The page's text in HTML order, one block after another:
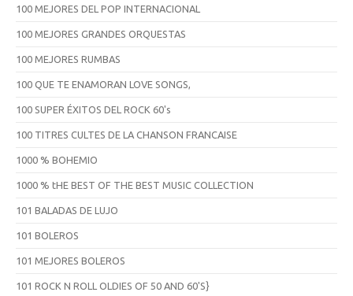
100 MEJORES DEL POP INTERNACIONAL
100 MEJORES GRANDES ORQUESTAS
100 MEJORES RUMBAS
100 QUE TE ENAMORAN LOVE SONGS,
100 SUPER ÉXITOS DEL ROCK 60's
100 TITRES CULTES DE LA CHANSON FRANCAISE
1000 % BOHEMIO
1000 % tHE BEST OF THE BEST MUSIC COLLECTION
101 BALADAS DE LUJO
101 BOLEROS
101 MEJORES BOLEROS
101 ROCK N ROLL OLDIES OF 50 AND 60'S}